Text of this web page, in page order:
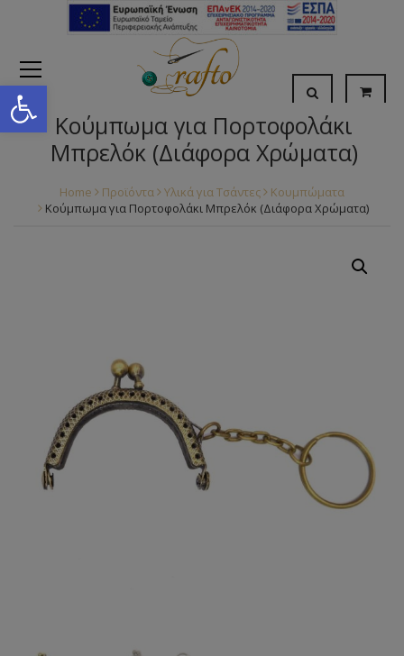
Open toolbar
Κούμπωμα για Πορτοφολάκι
Μπρελόκ (Διάφορα Χρώματα)
Home Προϊόντα Υλικά για Τσάντες
Κουμπώματα
Κούμπωμα για Πορτοφολάκι Μπρελόκ (Διάφορα Χρώματα)